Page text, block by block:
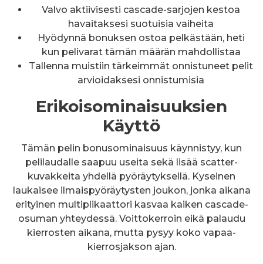
Valvo aktiivisesti cascade-sarjojen kestoa
havaitaksesi suotuisia vaiheita
Hyödynnä bonuksen ostoa pelkästään, heti
kun pelivarat tämän määrän mahdollistaa
Tallenna muistiin tärkeimmät onnistuneet pelit
arvioidaksesi onnistumisia
Erikoisominaisuuksien
Käyttö
Tämän pelin bonusominaisuus käynnistyy, kun
pelilaudalle saapuu useita sekä lisää scatter-
kuvakkeita yhdellä pyöräytyksellä. Kyseinen
laukaisee ilmaispyöräytysten joukon, jonka aikana
erityinen multiplikaattori kasvaa kaiken cascade-
osuman yhteydessä. Voittokerroin eikä palaudu
kierrosten aikana, mutta pysyy koko vapaa-
kierrosjakson ajan.